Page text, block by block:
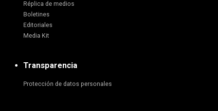
Réplica de medios
Boletines
Editoriales
Media Kit
Transparencia
Protección de datos personales